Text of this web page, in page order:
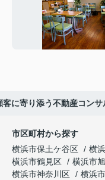
客に寄り添う不動産コン
市区町村から探す
横浜市保土ケ谷区
横
横浜市鶴見区
横浜市
横浜市神奈川区
横浜